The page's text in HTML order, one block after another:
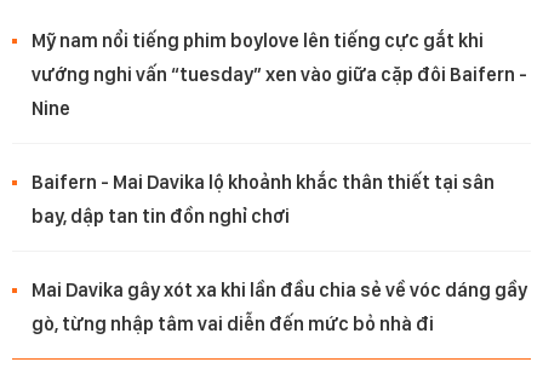
Mỹ nam nổi tiếng phim boylove lên tiếng cực gắt khi
vướng nghi vấn “tuesday” xen vào giữa cặp đôi Baifern -
Nine
Baifern - Mai Davika lộ khoảnh khắc thân thiết tại sân
bay, dập tan tin đồn nghỉ chơi
Mai Davika gây xót xa khi lần đầu chia sẻ về vóc dáng gầy
gò, từng nhập tâm vai diễn đến mức bỏ nhà đi